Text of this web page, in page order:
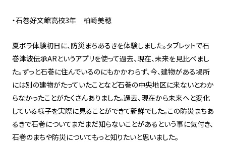
・石巻好文館高校3年 柏崎美穂
夏ボラ体験初日に、防災まちあるきを体験しました。タブレットで石
巻津波伝承ARというアプリを使って過去、現在、未来を見比べまし
た。ずっと石巻に住んでいるのにもかかわらず、今、建物がある場所
には別の建物がたっていたことなど石巻の中央地区に来ないとわか
らなかったことがたくさんありました。過去、現在から未来へと変化
している様子を実際に見ることができて新鮮でした。この防災まちあ
るきで石巻についてまだまだ知らないことがあるという事に気付き、
石巻のまちや防災についてもっと知りたいと思いました。